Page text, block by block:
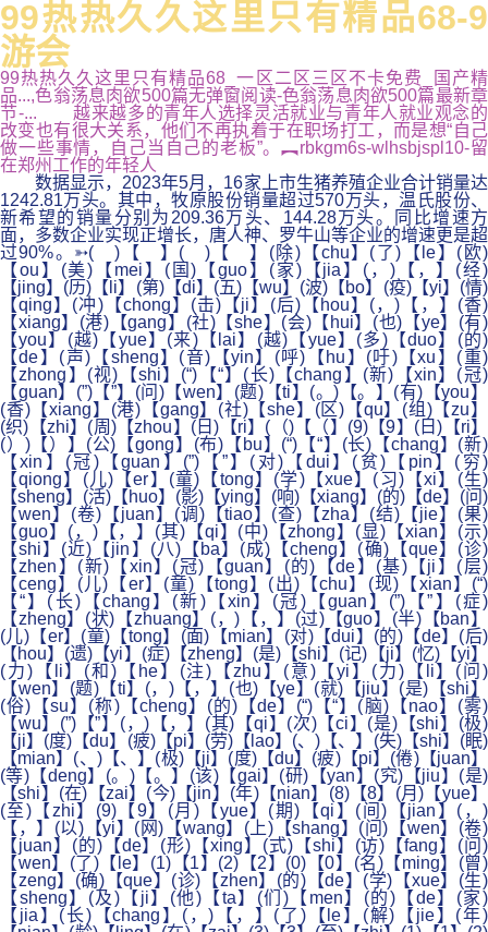
99热热久久这里只有精品68-9
游会
99热热久久这里只有精品68_一区二区三区不卡免费_国产精
品...,色翁荡息肉欲500篇无弹窗阅读-色翁荡息肉欲500篇最新章
节-... 越来越多的青年人选择灵活就业与青年人就业观念的
改变也有很大关系，他们不再执着于在职场打工，而是想“自己
做一些事情，自己当自己的老板”。︻rbkgm6s-wlhsbjspl10-留
在郑州工作的年轻人
数据显示，2023年5月，16家上市生猪养殖企业合计销量达
1242.81万头。其中，牧原股份销量超过570万头，温氏股份、
新希望的销量分别为209.36万头、144.28万头。同比增速方
面，多数企业实现正增长，唐人神、罗牛山等企业的增速更是超
过90%。➳( )【 】( )【 】(除)【chu】(了)【le】(欧)
【ou】(美)【mei】(国)【guo】(家)【jia】(，)【，】(经)
【jing】(历)【li】(第)【di】(五)【wu】(波)【bo】(疫)【yi】(情)
【qing】(冲)【chong】(击)【ji】(后)【hou】(，)【，】(香)
【xiang】(港)【gang】(社)【she】(会)【hui】(也)【ye】(有)
【you】(越)【yue】(来)【lai】(越)【yue】(多)【duo】(的)
【de】(声)【sheng】(音)【yin】(呼)【hu】(吁)【xu】(重)
【zhong】(视)【shi】(“)【“】(长)【chang】(新)【xin】(冠)
【guan】(”)【”】(问)【wen】(题)【ti】(。)【。】(有)【you】
(香)【xiang】(港)【gang】(社)【she】(区)【qu】(组)【zu】
(织)【zhi】(周)【zhou】(日)【ri】(（)【（】(9)【9】(日)【ri】
(）)【）】(公)【gong】(布)【bu】(“)【“】(长)【chang】(新)
【xin】(冠)【guan】(”)【”】(对)【dui】(贫)【pin】(穷)
【qiong】(儿)【er】(童)【tong】(学)【xue】(习)【xi】(生)
【sheng】(活)【huo】(影)【ying】(响)【xiang】(的)【de】(问)
【wen】(卷)【juan】(调)【tiao】(查)【zha】(结)【jie】(果)
【guo】(，)【，】(其)【qi】(中)【zhong】(显)【xian】(示)
【shi】(近)【jin】(八)【ba】(成)【cheng】(确)【que】(诊)
【zhen】(新)【xin】(冠)【guan】(的)【de】(基)【ji】(层)
【ceng】(儿)【er】(童)【tong】(出)【chu】(现)【xian】(“)
【“】(长)【chang】(新)【xin】(冠)【guan】(”)【”】(症)
【zheng】(状)【zhuang】(，)【，】(过)【guo】(半)【ban】
(儿)【er】(童)【tong】(面)【mian】(对)【dui】(的)【de】(后)
【hou】(遗)【yi】(症)【zheng】(是)【shi】(记)【ji】(忆)【yi】
(力)【li】(和)【he】(注)【zhu】(意)【yi】(力)【li】(问)
【wen】(题)【ti】(，)【，】(也)【ye】(就)【jiu】(是)【shi】
(俗)【su】(称)【cheng】(的)【de】(“)【“】(脑)【nao】(雾)
【wu】(”)【”】(，)【，】(其)【qi】(次)【ci】(是)【shi】(极)
【ji】(度)【du】(疲)【pi】(劳)【lao】(、)【、】(失)【shi】(眠)
【mian】(、)【、】(极)【ji】(度)【du】(疲)【pi】(倦)【juan】
(等)【deng】(。)【。】(该)【gai】(研)【yan】(究)【jiu】(是)
【shi】(在)【zai】(今)【jin】(年)【nian】(8)【8】(月)【yue】
(至)【zhi】(9)【9】(月)【yue】(期)【qi】(间)【jian】(，)
【，】(以)【yi】(网)【wang】(上)【shang】(问)【wen】(卷)
【juan】(的)【de】(形)【xing】(式)【shi】(访)【fang】(问)
【wen】(了)【le】(1)【1】(2)【2】(0)【0】(名)【ming】(曾)
【zeng】(确)【que】(诊)【zhen】(的)【de】(学)【xue】(生)
【sheng】(及)【ji】(他)【ta】(们)【men】(的)【de】(家)
【jia】(长)【chang】(，)【，】(了)【le】(解)【jie】(年)